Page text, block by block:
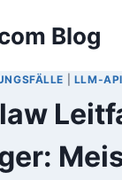
Blog
LLM-